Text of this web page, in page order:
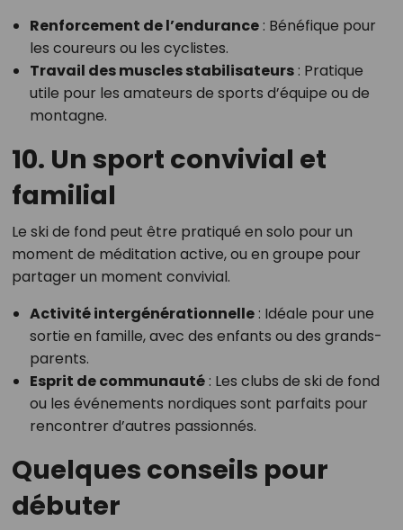
Renforcement de l’endurance: Bénéfique pour
les coureurs ou les cyclistes.
Travail des muscles stabilisateurs: Pratique
utile pour les amateurs de sports d’équipe ou de
montagne.
10. Un sport convivial et
familial
Le ski de fond peut être pratiqué en solo pour un
moment de méditation active, ou en groupe pour
partager un moment convivial.
Activité intergénérationnelle: Idéale pour une
sortie en famille, avec des enfants ou des grands-
parents.
Esprit de communauté: Les clubs de ski de fond
ou les événements nordiques sont parfaits pour
rencontrer d’autres passionnés.
Quelques conseils pour
débuter